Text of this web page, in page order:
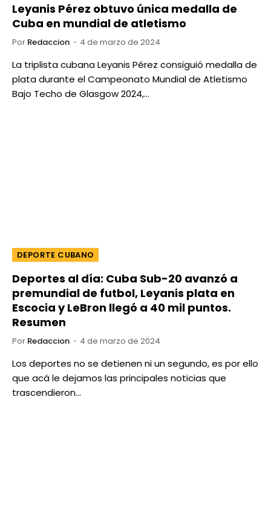
Leyanis Pérez obtuvo única medalla de
Cuba en mundial de atletismo
Por Redaccion 4 de marzo de 2024
La triplista cubana Leyanis Pérez consiguió medalla de
plata durante el Campeonato Mundial de Atletismo
Bajo Techo de Glasgow 2024,…
DEPORTE CUBANO
Deportes al día: Cuba Sub-20 avanzó a
premundial de futbol, Leyanis plata en
Escocia y LeBron llegó a 40 mil puntos.
Resumen
Por Redaccion 4 de marzo de 2024
Los deportes no se detienen ni un segundo, es por ello
que acá le dejamos las principales noticias que
trascendieron…